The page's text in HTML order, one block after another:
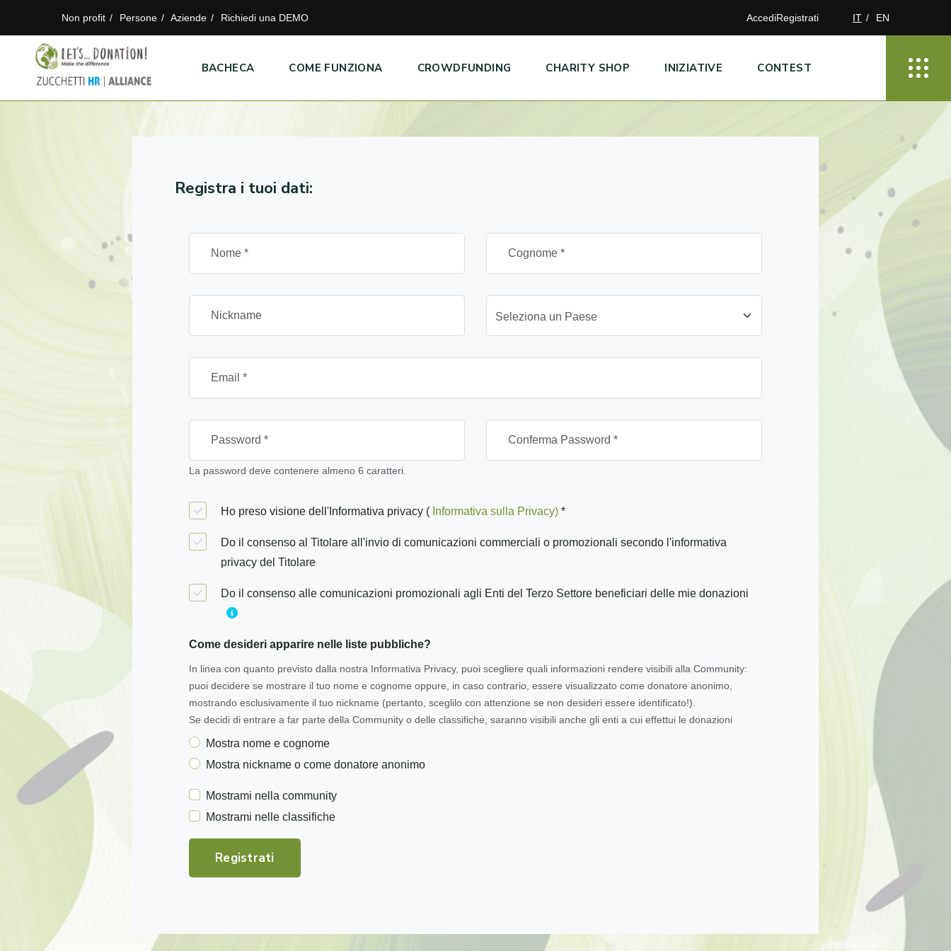
Non profit Persone Aziende Richiedi una DEMO AccediRegistrati IT EN
BACHECA COME FUNZIONA CROWDFUNDING CHARITY SHOP INIZIATIVE CONTEST
Registra i tuoi dati:
Seleziona un Paese
La password deve contenere almeno 6 caratteri.
Ho preso visione dell'Informativa privacy ( Informativa sulla Privacy) *
Do il consenso al Titolare all'invio di comunicazioni commerciali o promozionali secondo l'informativa
privacy del Titolare
Do il consenso alle comunicazioni promozionali agli Enti del Terzo Settore beneficiari delle mie donazioni
Come desideri apparire nelle liste pubbliche?
In linea con quanto previsto dalla nostra Informativa Privacy, puoi scegliere quali informazioni rendere visibili alla Community:
puoi decidere se mostrare il tuo nome e cognome oppure, in caso contrario, essere visualizzato come donatore anonimo,
mostrando esclusivamente il tuo nickname (pertanto, sceglilo con attenzione se non desideri essere identificato!).
Se decidi di entrare a far parte della Community o delle classifiche, saranno visibili anche gli enti a cui effettui le donazioni
Mostra nome e cognome
Mostra nickname o come donatore anonimo
Mostrami nella community
Mostrami nelle classifiche
Registrati